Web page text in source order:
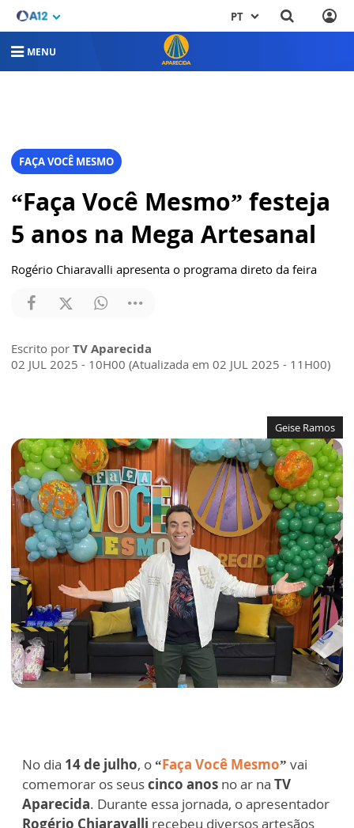
PT
MENU
FAÇA VOCÊ MESMO
“Faça Você Mesmo” festeja
5 anos na Mega Artesanal
Rogério Chiaravalli apresenta o programa direto da feira
Escrito por TV Aparecida
02 JUL 2025 - 10H00 (Atualizada em 02 JUL 2025 - 11H00)
Geise Ramos
No dia 14 de julho, o“Faça Você Mesmo” vai
comemorar os seuscinco anos no ar na TV
Aparecida. Durante essa jornada, o apresentador
Rogério Chiaravalli recebeu diversos artesãos